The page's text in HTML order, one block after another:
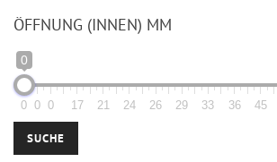
ÖFFNUNG (INNEN) MM
0
0 0 0 17 21 24 26 29 33 36 45
SUCHE